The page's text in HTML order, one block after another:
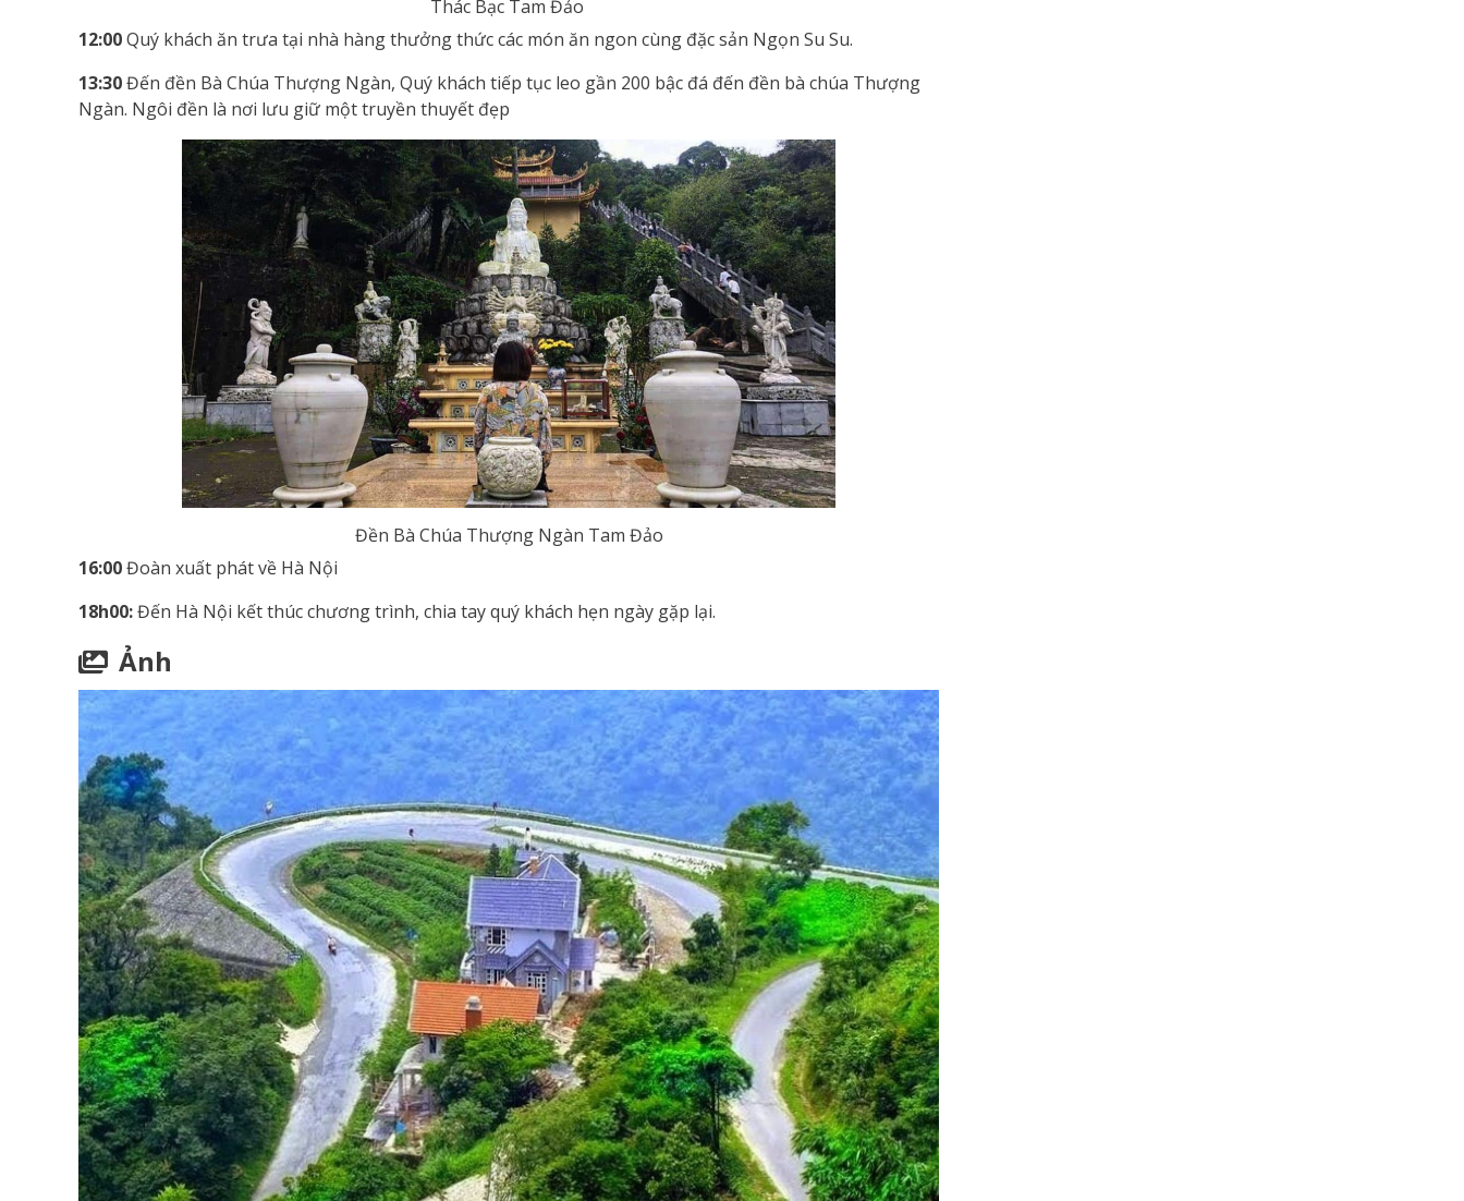
Thác Bạc Tam Đảo
12:00Quý khách ăn trưa tại nhà hàng thưởng thức các món ăn ngon cùng đặc sản Ngọn Su Su.
13:30Đến đền Bà Chúa Thượng Ngàn, Quý khách tiếp tục leo gần 200 bậc đá đến đền bà chúa Thượng
Ngàn. Ngôi đền là nơi lưu giữ một truyền thuyết đẹp
Đền Bà Chúa Thượng Ngàn Tam Đảo
16:00Đoàn xuất phát về Hà Nội
18h00:Đến Hà Nội kết thúc chương trình, chia tay quý khách hẹn ngày gặp lại.
Ảnh